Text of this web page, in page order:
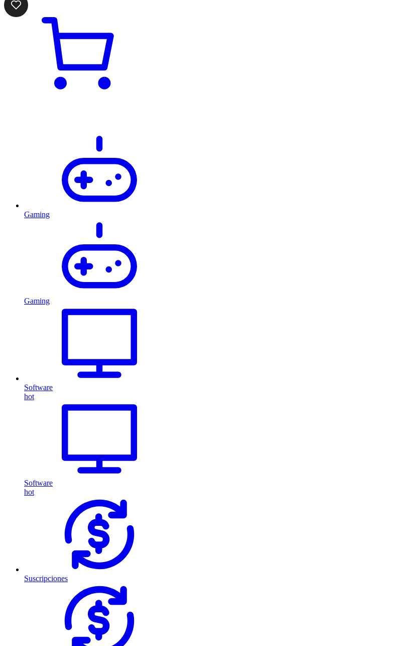
Gaming
Gaming
Software
hot
Software
hot
Suscripciones